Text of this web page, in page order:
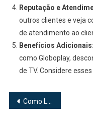
Reputação e
outros clientes e veja
de atendimento ao
Benefícios Adicionais:
como Globoplay,
de TV. Considere
Navegação
Como Lidar com Estresse no Trabalho: Soluções Práticas e Profissionais